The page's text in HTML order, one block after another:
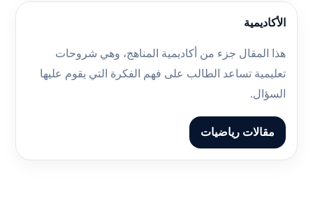
الأكاديمية
هذا المقال جزء من أكاديمية المناهج، وهي شروحات
تعليمية تساعد الطالب على فهم الفكرة التي يقوم عليها
السؤال.
مقالات رياضيات